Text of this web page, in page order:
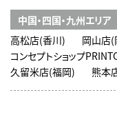
中国・四国・九州エリア
高松店(香川)
岡山店(
コンセプトショップ
久留米店(福岡)
熊本